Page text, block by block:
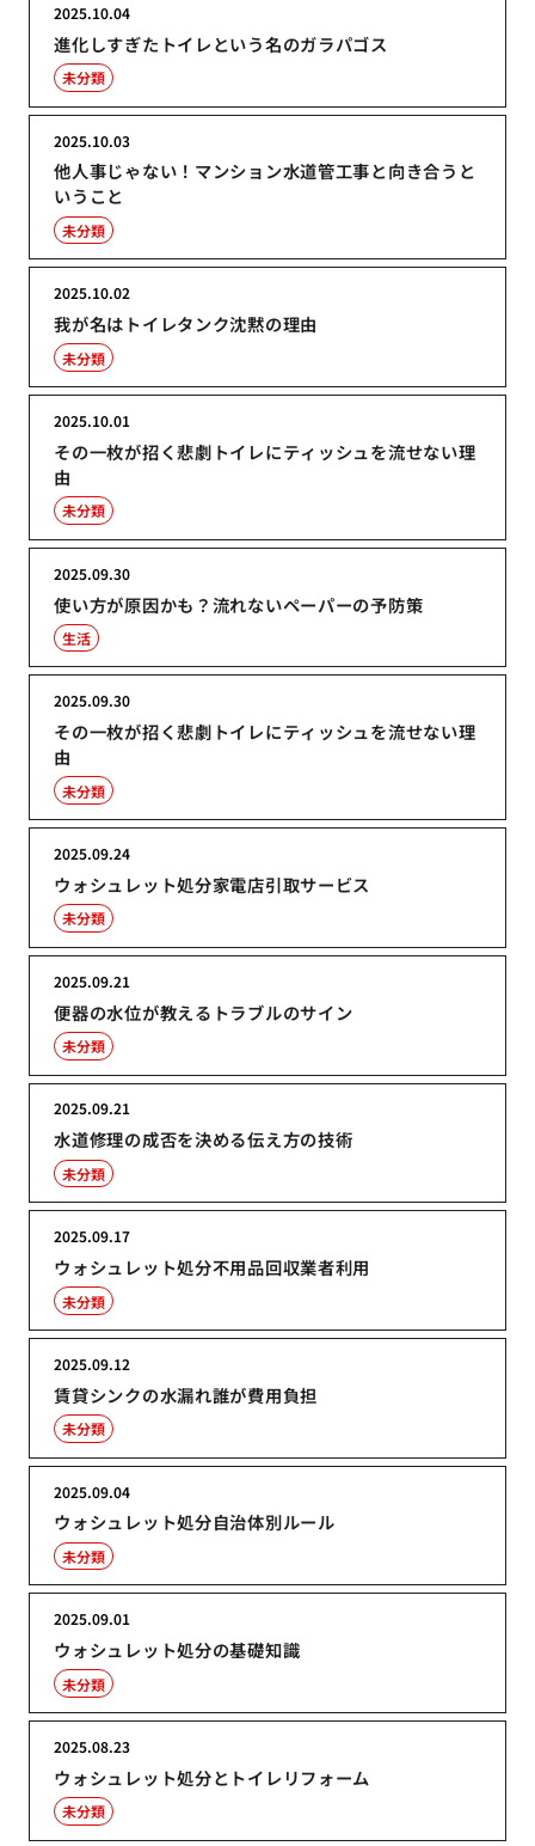
進化しすぎたトイレという名のガラパゴス
2025.10.04
未分類
他人事じゃない！マンション水道管工事と向き合うと
いうこと
2025.10.03
未分類
我が名はトイレタンク沈黙の理由
2025.10.02
未分類
その一枚が招く悲劇トイレにティッシュを流せない理
由
2025.10.01
未分類
使い方が原因かも？流れないペーパーの予防策
2025.09.30
生活
その一枚が招く悲劇トイレにティッシュを流せない理
由
2025.09.30
未分類
ウォシュレット処分家電店引取サービス
2025.09.24
未分類
便器の水位が教えるトラブルのサイン
2025.09.21
未分類
水道修理の成否を決める伝え方の技術
2025.09.21
未分類
ウォシュレット処分不用品回収業者利用
2025.09.17
未分類
賃貸シンクの水漏れ誰が費用負担
2025.09.12
未分類
ウォシュレット処分自治体別ルール
2025.09.04
未分類
ウォシュレット処分の基礎知識
2025.09.01
未分類
ウォシュレット処分とトイレリフォーム
2025.08.23
未分類